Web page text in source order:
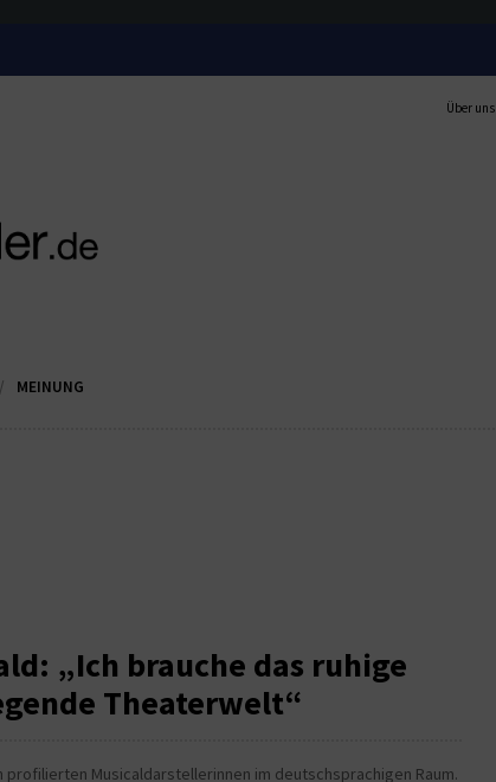
Über uns
MEINUNG
„Ich brauche das ruhige
Theaterwelt“
Musicaldarstellerinnen im deutschsprachigen Raum.